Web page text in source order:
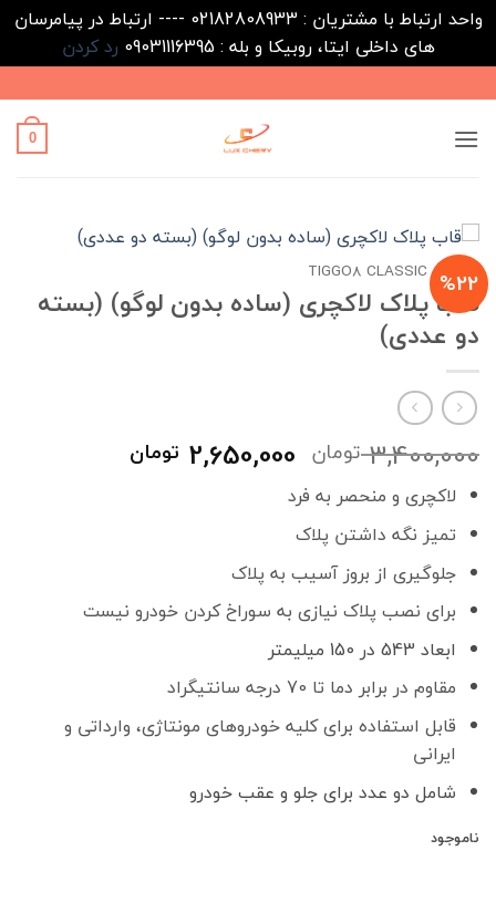
واحد ارتباط با مشتریان : 02182808933 ---- ارتباط در پیامرسان
های داخلی ایتا، روبیکا و بله : 09031116395
رد کردن
to
content
0
%22
خانه /
TIGGO8 CLASSIC
قاب پلاک لاکچری (ساده بدون لوگو) (بسته
دو عددی)
3,400,000 تومان قیمت
اصلی
بود.
2,650,000 تومان
لاکچری و منحصر به فرد
تمیز نگه داشتن پلاک
جلوگیری از بروز آسیب به پلاک
برای نصب پلاک نیازی به سوراخ کردن خودرو نیست
ابعاد 543 در 150 میلیمتر
مقاوم در برابر دما تا 70 درجه سانتیگراد
قابل استفاده برای کلیه خودروهای مونتاژی، وارداتی و
ایرانی
شامل دو عدد برای جلو و عقب خودرو
ناموجود